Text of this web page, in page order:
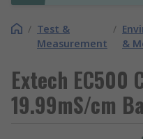
/ Test &
Measurement
/
&
Extech EC500
19.99mS/cm